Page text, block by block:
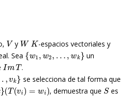
V
y
W K
-espacios vectoriales y
Sea
{w1 ,w2,…,w k}
un
ImT
.
}
se selecciona de tal forma que
( vi)=wi)
, demuestra que
S
es